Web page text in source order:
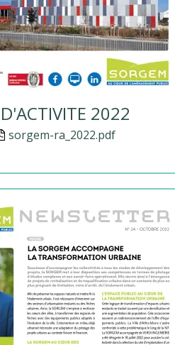
2022
sorgem-ra_2022.pdf